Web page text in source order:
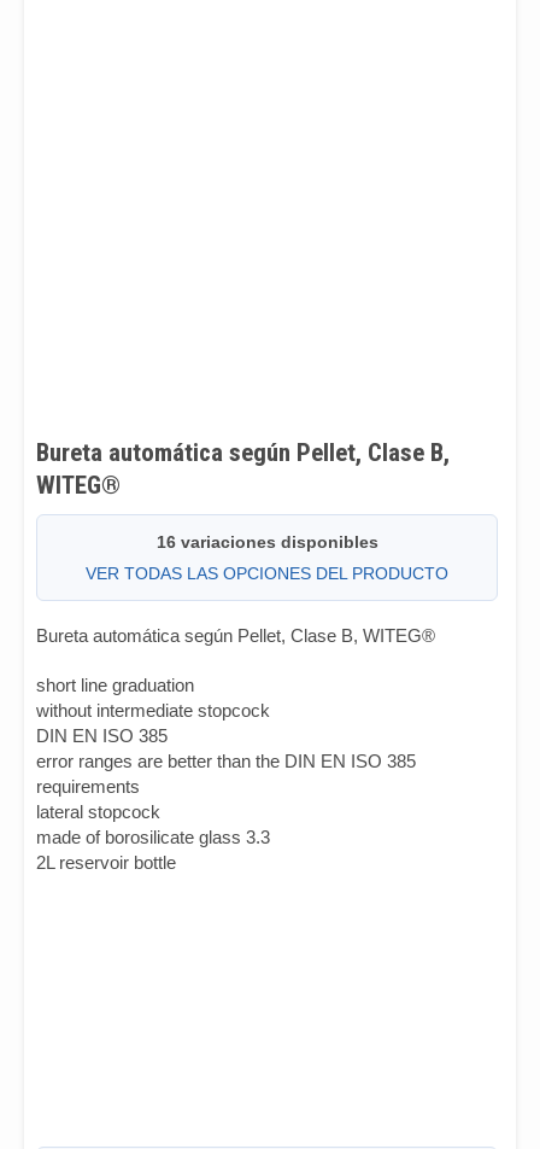
Bureta automática según Pellet, Clase B,
WITEG®
16 variaciones disponibles
VER TODAS LAS OPCIONES DEL PRODUCTO
Bureta automática según Pellet, Clase B, WITEG®
short line graduation
without intermediate stopcock
DIN EN ISO 385
error ranges are better than the DIN EN ISO 385
requirements
lateral stopcock
made of borosilicate glass 3.3
2L reservoir bottle